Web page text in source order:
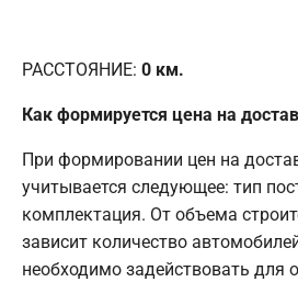
РАССТОЯНИЕ: 0 км.
Как формируется цена на
При формировании цен на
учитывается следующее: тип
комплектация. От объема
зависит количество
необходимо задействовать для